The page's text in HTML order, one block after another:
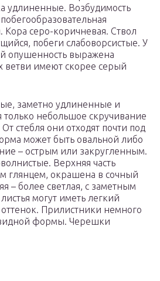
удлиненные. Возбудимость
Кора серо-коричневая. Ствол
побеги слабоворсистые. У
опушенность выражена
ветви имеют скорее серый
заметно удлиненные и
только небольшое скручивание
стебля они отходят почти под
может быть овальной либо
– острым или закругленным.
Верхняя часть
глянцем, окрашена в сочный
– более светлая, с заметным
могут иметь легкий
Прилистники немного
формы. Черешки